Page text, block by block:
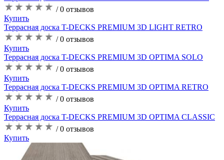
/ 0 отзывов
Купить
Террасная доска T-DECKS PREMIUM 3D LIGHT RETRO
/ 0 отзывов
Купить
Террасная доска T-DECKS PREMIUM 3D OPTIMA SOLO
/ 0 отзывов
Купить
Террасная доска T-DECKS PREMIUM 3D OPTIMA RETRO
/ 0 отзывов
Купить
Террасная доска T-DECKS PREMIUM 3D OPTIMA CLASSIC
/ 0 отзывов
Купить